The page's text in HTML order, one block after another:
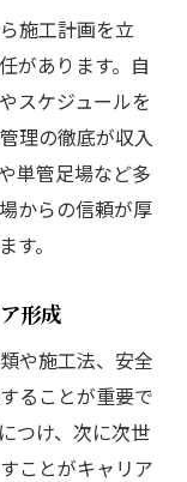
施工計画を立
があります。自
スケジュールを
理の徹底が収入
単管足場など多
からの信頼が厚
す。
形成
や施工法、安全
ることが重要で
つけ、次に次世
ことがキャリア